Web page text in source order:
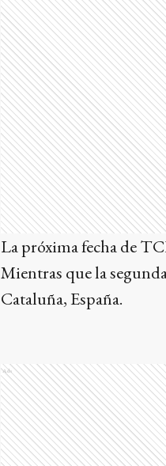
La próxima fecha de
Mientras que la
Cataluña, España.
Ads